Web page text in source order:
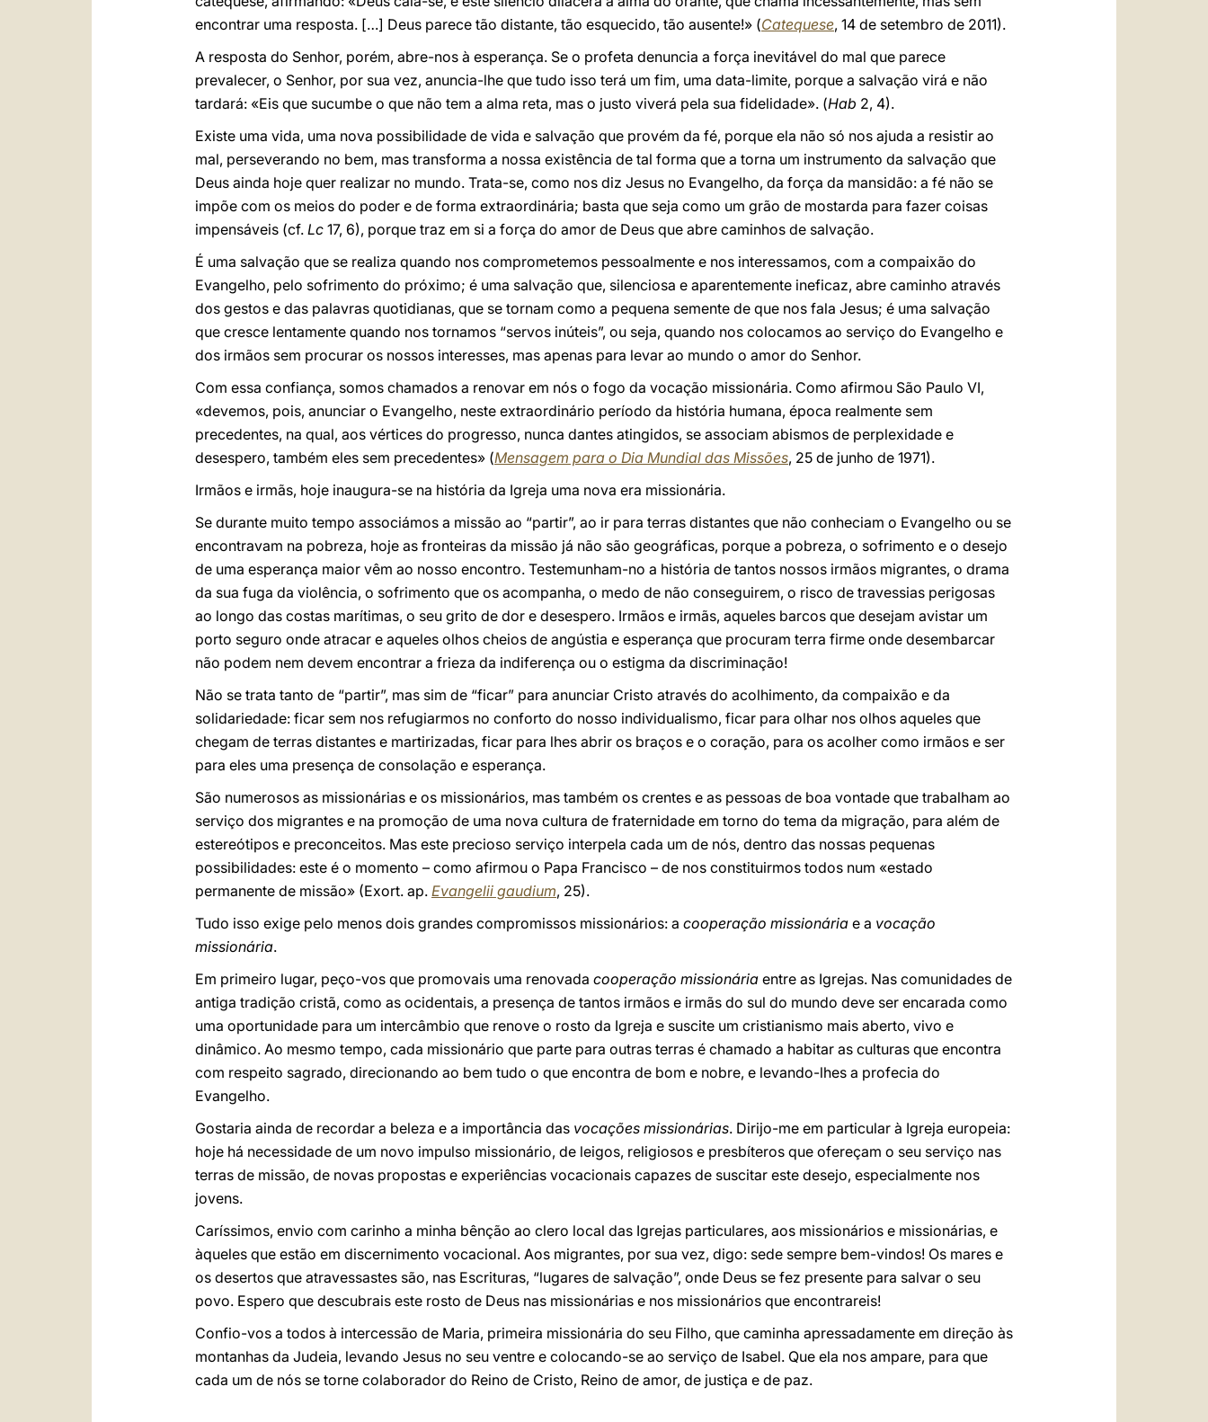
encontrar uma resposta. […] Deus parece tão distante, tão esquecido, tão ausente!» (Catequese, 14 de setembro de 2011).
A resposta do Senhor, porém, abre-nos à esperança. Se o profeta denuncia a força inevitável do mal que parece
prevalecer, o Senhor, por sua vez, anuncia-lhe que tudo isso terá um fim, uma data-limite, porque a salvação virá e não
tardará: «Eis que sucumbe o que não tem a alma reta, mas o justo viverá pela sua fidelidade». (Hab 2, 4).
Existe uma vida, uma nova possibilidade de vida e salvação que provém da fé, porque ela não só nos ajuda a resistir ao
mal, perseverando no bem, mas transforma a nossa existência de tal forma que a torna um instrumento da salvação que
Deus ainda hoje quer realizar no mundo. Trata-se, como nos diz Jesus no Evangelho, da força da mansidão: a fé não se
impõe com os meios do poder e de forma extraordinária; basta que seja como um grão de mostarda para fazer coisas
impensáveis (cf. Lc 17, 6), porque traz em si a força do amor de Deus que abre caminhos de salvação.
É uma salvação que se realiza quando nos comprometemos pessoalmente e nos interessamos, com a compaixão do
Evangelho, pelo sofrimento do próximo; é uma salvação que, silenciosa e aparentemente ineficaz, abre caminho através
dos gestos e das palavras quotidianas, que se tornam como a pequena semente de que nos fala Jesus; é uma salvação
que cresce lentamente quando nos tornamos “servos inúteis”, ou seja, quando nos colocamos ao serviço do Evangelho e
dos irmãos sem procurar os nossos interesses, mas apenas para levar ao mundo o amor do Senhor.
Com essa confiança, somos chamados a renovar em nós o fogo da vocação missionária. Como afirmou São Paulo VI,
«devemos, pois, anunciar o Evangelho, neste extraordinário período da história humana, época realmente sem
precedentes, na qual, aos vértices do progresso, nunca dantes atingidos, se associam abismos de perplexidade e
desespero, também eles sem precedentes» (Mensagem para o Dia Mundial das Missões, 25 de junho de 1971).
Irmãos e irmãs, hoje inaugura-se na história da Igreja uma nova era missionária.
Se durante muito tempo associámos a missão ao “partir”, ao ir para terras distantes que não conheciam o Evangelho ou se
encontravam na pobreza, hoje as fronteiras da missão já não são geográficas, porque a pobreza, o sofrimento e o desejo
de uma esperança maior vêm ao nosso encontro. Testemunham-no a história de tantos nossos irmãos migrantes, o drama
da sua fuga da violência, o sofrimento que os acompanha, o medo de não conseguirem, o risco de travessias perigosas
ao longo das costas marítimas, o seu grito de dor e desespero. Irmãos e irmãs, aqueles barcos que desejam avistar um
porto seguro onde atracar e aqueles olhos cheios de angústia e esperança que procuram terra firme onde desembarcar
não podem nem devem encontrar a frieza da indiferença ou o estigma da discriminação!
Não se trata tanto de “partir”, mas sim de “ficar” para anunciar Cristo através do acolhimento, da compaixão e da
solidariedade: ficar sem nos refugiarmos no conforto do nosso individualismo, ficar para olhar nos olhos aqueles que
chegam de terras distantes e martirizadas, ficar para lhes abrir os braços e o coração, para os acolher como irmãos e ser
para eles uma presença de consolação e esperança.
São numerosos as missionárias e os missionários, mas também os crentes e as pessoas de boa vontade que trabalham ao
serviço dos migrantes e na promoção de uma nova cultura de fraternidade em torno do tema da migração, para além de
estereótipos e preconceitos. Mas este precioso serviço interpela cada um de nós, dentro das nossas pequenas
possibilidades: este é o momento – como afirmou o Papa Francisco – de nos constituirmos todos num «estado
permanente de missão» (Exort. ap. Evangelii gaudium, 25).
Tudo isso exige pelo menos dois grandes compromissos missionários: a cooperação missionária e a vocação
missionária.
Em primeiro lugar, peço-vos que promovais uma renovada cooperação missionária entre as Igrejas. Nas comunidades de
antiga tradição cristã, como as ocidentais, a presença de tantos irmãos e irmãs do sul do mundo deve ser encarada como
uma oportunidade para um intercâmbio que renove o rosto da Igreja e suscite um cristianismo mais aberto, vivo e
dinâmico. Ao mesmo tempo, cada missionário que parte para outras terras é chamado a habitar as culturas que encontra
com respeito sagrado, direcionando ao bem tudo o que encontra de bom e nobre, e levando-lhes a profecia do
Evangelho.
Gostaria ainda de recordar a beleza e a importância das vocações missionárias. Dirijo-me em particular à Igreja europeia:
hoje há necessidade de um novo impulso missionário, de leigos, religiosos e presbíteros que ofereçam o seu serviço nas
terras de missão, de novas propostas e experiências vocacionais capazes de suscitar este desejo, especialmente nos
jovens.
Caríssimos, envio com carinho a minha bênção ao clero local das Igrejas particulares, aos missionários e missionárias, e
àqueles que estão em discernimento vocacional. Aos migrantes, por sua vez, digo: sede sempre bem-vindos! Os mares e
os desertos que atravessastes são, nas Escrituras, “lugares de salvação”, onde Deus se fez presente para salvar o seu
povo. Espero que descubrais este rosto de Deus nas missionárias e nos missionários que encontrareis!
Confio-vos a todos à intercessão de Maria, primeira missionária do seu Filho, que caminha apressadamente em direção às
montanhas da Judeia, levando Jesus no seu ventre e colocando-se ao serviço de Isabel. Que ela nos ampare, para que
cada um de nós se torne colaborador do Reino de Cristo, Reino de amor, de justiça e de paz.